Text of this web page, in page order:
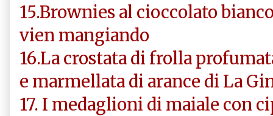
15.Brownies al cioccolato
vien mangiando
16.La crostata di frolla
e marmellata di arance di La
17. I medaglioni di maiale con